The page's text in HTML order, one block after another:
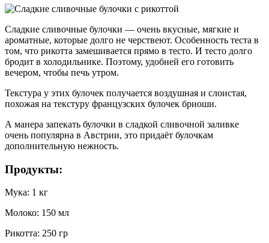
Сладкие сливочные булочки — очень вкусные, мягкие и
ароматные, которые долго не черствеют. Особенность теста в
том, что рикотта замешивается прямо в тесто. И тесто долго
бродит в холодильнике. Поэтому, удобней его готовить
вечером, чтобы печь утром.
Текстура у этих булочек получается воздушная и слоистая,
похожая на текстуру французских булочек бриоши.
А манера запекать булочки в сладкой сливочной заливке
очень популярна в Австрии, это придаёт булочкам
дополнительную нежность.
Продукты:
Мука: 1 кг
Молоко: 150 мл
Рикотта: 250 гр